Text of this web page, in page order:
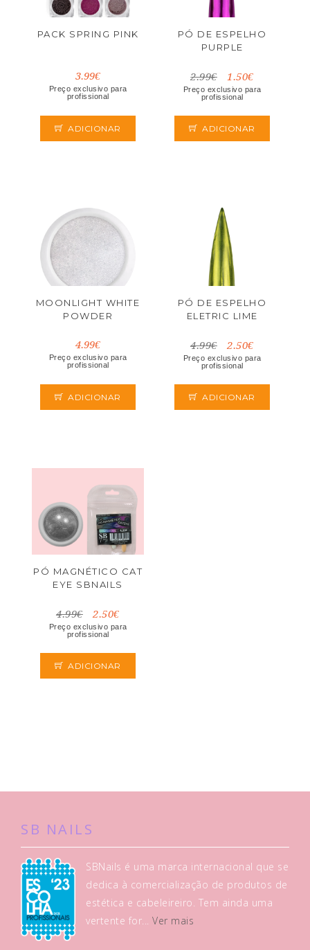
PACK SPRING PINK
3.99€
Preço exclusivo para
profissional
ADICIONAR
PÓ DE ESPELHO
PURPLE
2.99€ 1.50€
Preço exclusivo para
profissional
ADICIONAR
MOONLIGHT WHITE
POWDER
4.99€
Preço exclusivo para
profissional
ADICIONAR
PÓ DE ESPELHO
ELETRIC LIME
4.99€ 2.50€
Preço exclusivo para
profissional
ADICIONAR
PÓ MAGNÉTICO CAT
EYE SBNAILS
4.99€ 2.50€
Preço exclusivo para
profissional
ADICIONAR
SB NAILS
SBNails é uma marca internacional que se
dedica à comercialização de produtos de
estética e cabeleireiro. Tem ainda uma
vertente for...Ver mais